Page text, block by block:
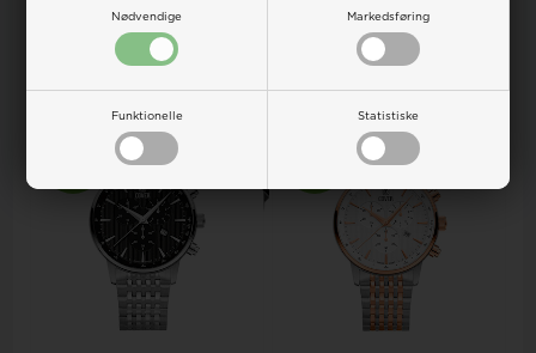
Nødvendige Markedsføring
Funktionelle Statistiske
Relaterede varer